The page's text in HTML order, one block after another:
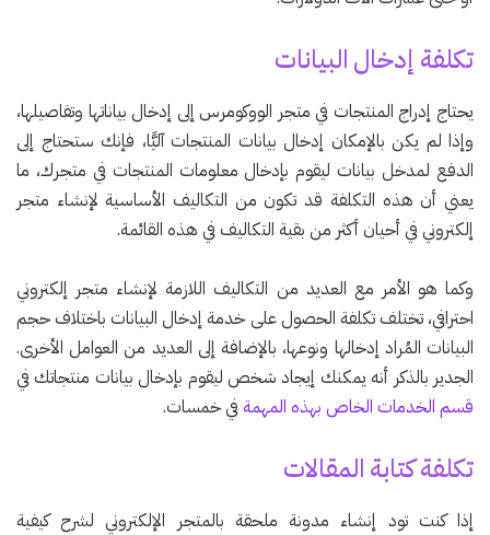
تكلفة إدخال البيانات
يحتاج إدراج المنتجات في متجر الووكومرس إلى إدخال بياناتها وتفاصيلها،
وإذا لم يكن بالإمكان إدخال بيانات المنتجات آليًّا، فإنك ستحتاج إلى
الدفع لمدخل بيانات ليقوم بإدخال معلومات المنتجات في متجرك، ما
يعني أن هذه التكلفة قد تكون من التكاليف الأساسية لإنشاء متجر
إلكتروني في أحيان أكثر من بقية التكاليف في هذه القائمة.
وكما هو الأمر مع العديد من التكاليف اللازمة لإنشاء متجر إلكتروني
احترافي، تختلف تكلفة الحصول على خدمة إدخال البيانات باختلاف حجم
البيانات المُراد إدخالها ونوعها، بالإضافة إلى العديد من العوامل الأخرى.
الجدير بالذكر أنه يمكنك إيجاد شخص ليقوم بإدخال بيانات منتجاتك في
قسم الخدمات الخاص بهذه المهمة في خمسات.
تكلفة كتابة المقالات
إذا كنت تود إنشاء مدونة ملحقة بالمتجر الإلكتروني لشرح كيفية